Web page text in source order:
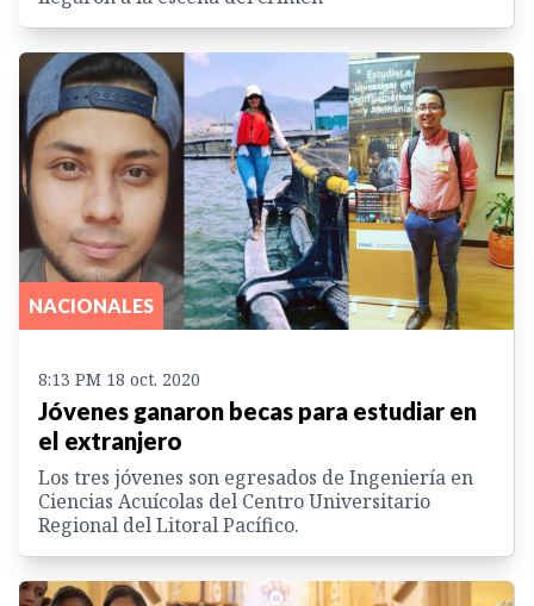
NACIONALES
8:13 PM 18 oct. 2020
Jóvenes ganaron becas para estudiar en
el extranjero
Los tres jóvenes son egresados de Ingeniería en
Ciencias Acuícolas del Centro Universitario
Regional del Litoral Pacífico.